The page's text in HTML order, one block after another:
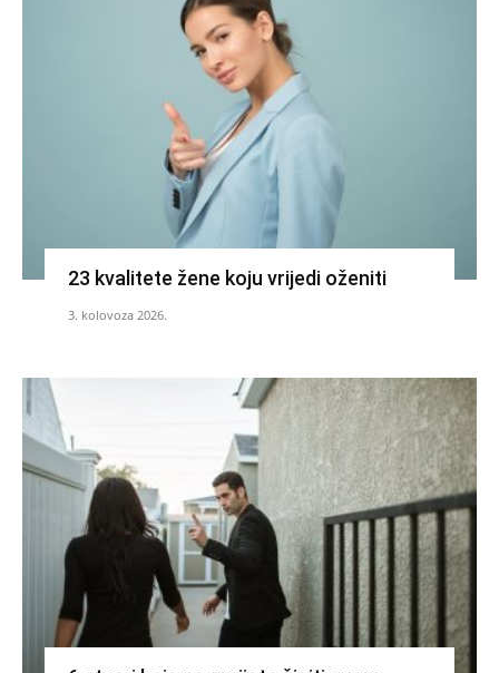
23 kvalitete žene koju vrijedi oženiti
3. kolovoza 2026.